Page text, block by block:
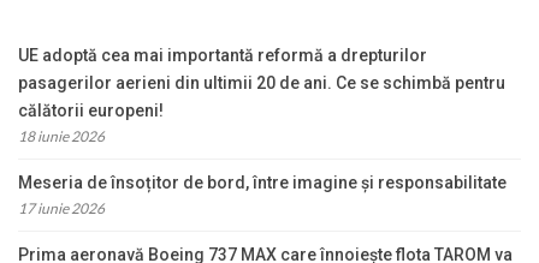
UE adoptă cea mai importantă reformă a drepturilor
pasagerilor aerieni din ultimii 20 de ani. Ce se schimbă pentru
călătorii europeni!
18 iunie 2026
Meseria de însoțitor de bord, între imagine și responsabilitate
17 iunie 2026
Prima aeronavă Boeing 737 MAX care înnoiește flota TAROM va